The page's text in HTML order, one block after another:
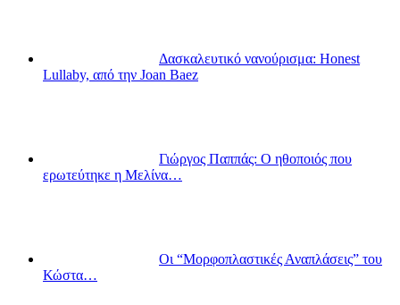
Δασκαλευτικό νανούρισμα: Honest
Lullaby, από την Joan Baez
Γιώργος Παππάς: Ο ηθοποιός που
ερωτεύτηκε η Μελίνα…
Οι “Μορφοπλαστικές Αναπλάσεις” του
Κώστα…